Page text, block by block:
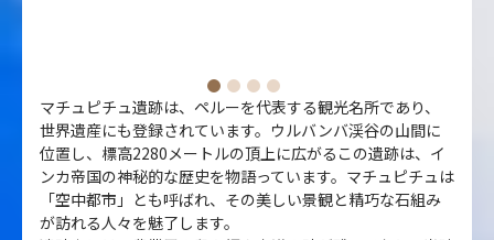
マチュピチュ遺跡は、ペルーを代表する観光名所であり、
世界遺産にも登録されています。ウルバンバ渓谷の山間に
位置し、標高2280メートルの頂上に広がるこの遺跡は、イ
ンカ帝国の神秘的な歴史を物語っています。マチュピチュは
「空中都市」とも呼ばれ、その美しい景観と精巧な石組み
が訪れる人々を魅了します。